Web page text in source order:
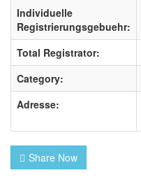
Individuelle
Registrierungsgebuehr:
Total Registrator:
Category:
Adresse:
Share Now